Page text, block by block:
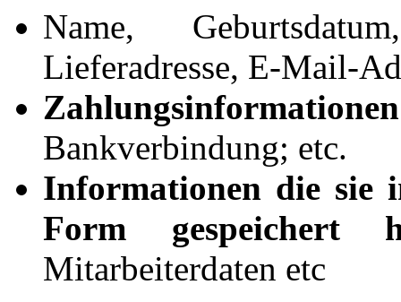
Name,
Lieferadresse, E-Mail-
Bankverbindung; etc.
Informationen die sie
Form gespeichert
Mitarbeiterdaten etc